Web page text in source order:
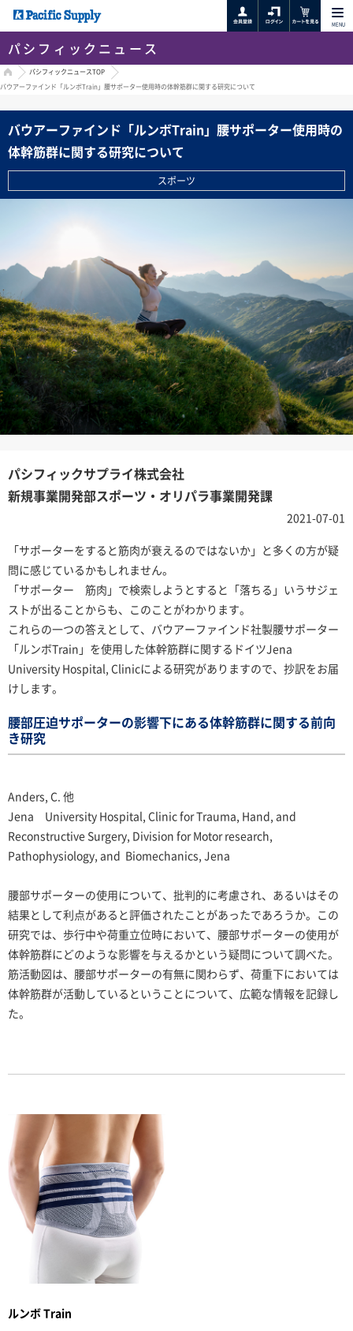
MENU
パシフィックニュース
HOMEパシフィックニュースTOP
バウアーファインド「ルンボTrain」腰サポーター使用時の体幹筋群に関する研究について
バウアーファインド「ルンボTrain」腰サポーター使用時の
体幹筋群に関する研究について
スポーツ
パシフィックサプライ株式会社
新規事業開発部スポーツ・オリパラ事業開発課
2021-07-01
「サポーターをすると筋肉が衰えるのではないか」と多くの方が疑
問に感じているかもしれません。
「サポーター 筋肉」で検索しようとすると「落ちる」いうサジェ
ストが出ることからも、このことがわかります。
これらの一つの答えとして、バウアーファインド社製腰サポーター
「ルンボTrain」を使用した体幹筋群に関するドイツJena
University Hospital, Clinicによる研究がありますので、抄訳をお届
けします。
腰部圧迫サポーターの影響下にある体幹筋群に関する前向
き研究
Anders, C. 他
Jena University Hospital, Clinic for Trauma, Hand, and
Reconstructive Surgery, Division for Motor research,
Pathophysiology, and Biomechanics, Jena
腰部サポーターの使用について、批判的に考慮され、あるいはその
結果として利点があると評価されたことがあったであろうか。この
研究では、歩行中や荷重立位時において、腰部サポーターの使用が
体幹筋群にどのような影響を与えるかという疑問について調べた。
筋活動図は、腰部サポーターの有無に関わらず、荷重下においては
体幹筋群が活動しているということについて、広範な情報を記録し
た。
ルンボ Train